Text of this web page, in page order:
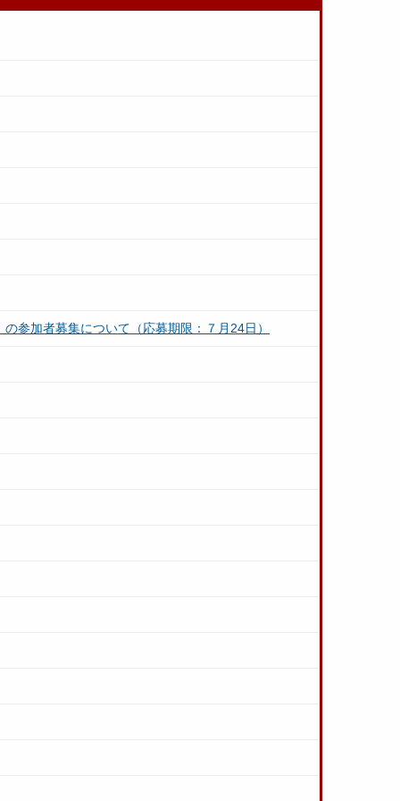
参加者募集について（応募期限：７月24日）